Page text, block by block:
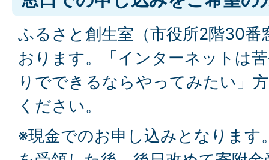
ふるさと創生室（市役所2階30番
おります。「インターネットは
りでできるならやってみたい」
ください。
※現金でのお申し込みとなります